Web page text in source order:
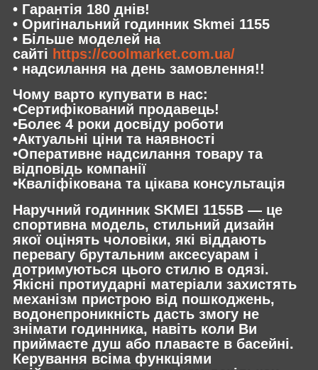
• Гарантія 180 днів!
• Оригінальний годинник Skmei 1155
• Більше моделей на
сайті https://coolmarket.com.ua/
• надсилання на день замовлення!!
Чому варто купувати в нас:
•Сертифікований продавець!
•Болеє 4 роки досвіду роботи
•Актуальні ціни та наявності
•Оперативне надсилання товару та
відповідь компанії
•Кваліфікована та цікава консультація
Наручний годинник SKMEI 1155B — це
спортивна модель, стильний дизайн
якої оцінять чоловіки, які віддають
перевагу брутальним аксесуарам і
дотримуються цього стилю в одязі.
Якісні протиударні матеріали захистять
механізм пристрою від пошкоджень,
водонепроникність дасть змогу не
знімати годинника, навіть коли Ви
приймаєте душ або плаваєте в басейні.
Керування всіма функціями